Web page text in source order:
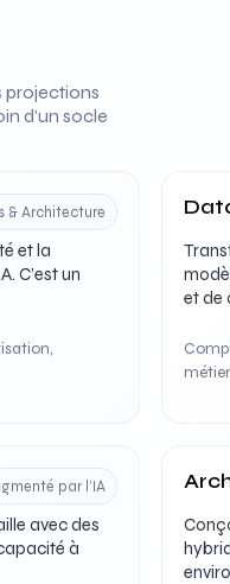
projections
d’un socle
& Architecture
et la
C’est un
et de
métier.
par l’IA
avec des
à